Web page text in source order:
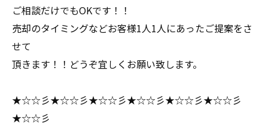
ご相談だけでもOKです！！
売却のタイミングなどお客様1人1人にあったご提案をさ
せて
頂きます！！どうぞ宜しくお願い致します。
★☆☆彡★☆☆彡★☆☆彡★☆☆彡★☆☆彡★☆☆彡
★☆☆彡